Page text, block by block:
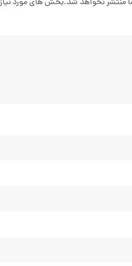
منتشر نخواهد شد.بخش های مورد